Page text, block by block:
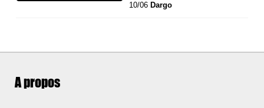
10/06 Dargo
A propos